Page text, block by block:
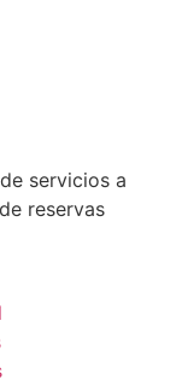
servicios a
reservas